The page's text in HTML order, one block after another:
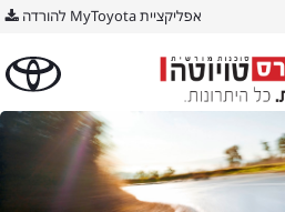
אפליקציית MyToyota להורדה